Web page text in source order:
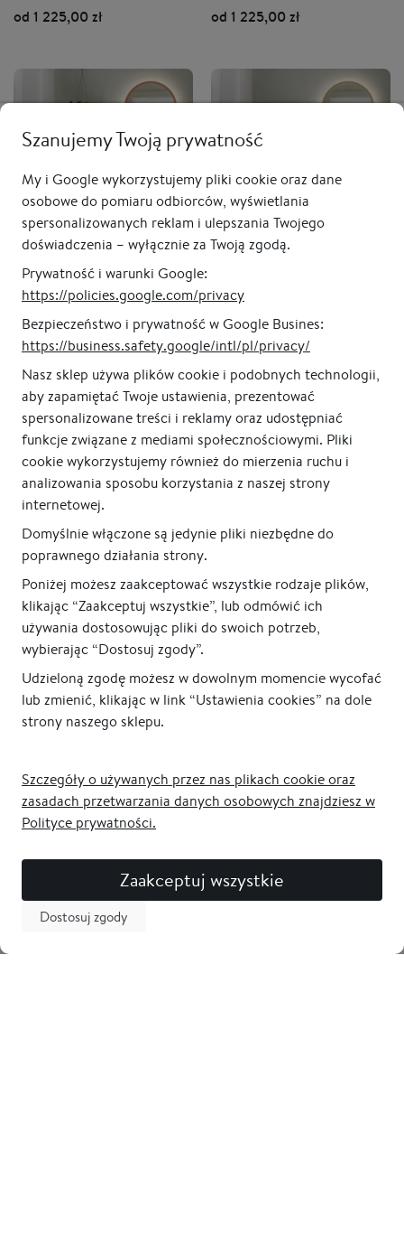
podświetlane, pionowe
od 1 225,00 zł
podświetlane, pionowe
od 1 225,00 zł
Lustro owalne CASSINI
LONG LED - w miedzianej
ramie, do przedpokoju,
podświetlane, pionowe
od 1 335,00 zł
LONG LED - w złotej ramie,
do przedpokoju,
podświetlane, pionowe
od 1 335,00 zł
Poprzednia 1 2 3 4 5 Następna
Newsletter
Szanujemy Twoją prywatność
My i Google wykorzystujemy pliki cookie oraz dane
osobowe do pomiaru odbiorców, wyświetlania
spersonalizowanych reklam i ulepszania Twojego
doświadczenia – wyłącznie za Twoją zgodą.
Prywatność i warunki Google:
https://policies.google.com/privacy
Bezpieczeństwo i prywatność w Google Busines:
https://business.safety.google/intl/pl/privacy/
Nasz sklep używa plików cookie i podobnych technologii,
aby zapamiętać Twoje ustawienia, prezentować
spersonalizowane treści i reklamy oraz udostępniać
funkcje związane z mediami społecznościowymi. Pliki
cookie wykorzystujemy również do mierzenia ruchu i
analizowania sposobu korzystania z naszej strony
internetowej.
Domyślnie włączone są jedynie pliki niezbędne do
poprawnego działania strony.
Poniżej możesz zaakceptować wszystkie rodzaje plików,
klikając “Zaakceptuj wszystkie”, lub odmówić ich
używania dostosowując pliki do swoich potrzeb,
wybierając “Dostosuj zgody”.
Udzieloną zgodę możesz w dowolnym momencie wycofać
lub zmienić, klikając w link “Ustawienia cookies” na dole
strony naszego sklepu.
Szczegóły o używanych przez nas plikach cookie oraz
zasadach przetwarzania danych osobowych znajdziesz w
Polityce prywatności.
Dostosuj zgody
Zaakceptuj wszystkie